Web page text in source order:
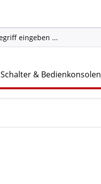
Schalter & Bedienkonsolen